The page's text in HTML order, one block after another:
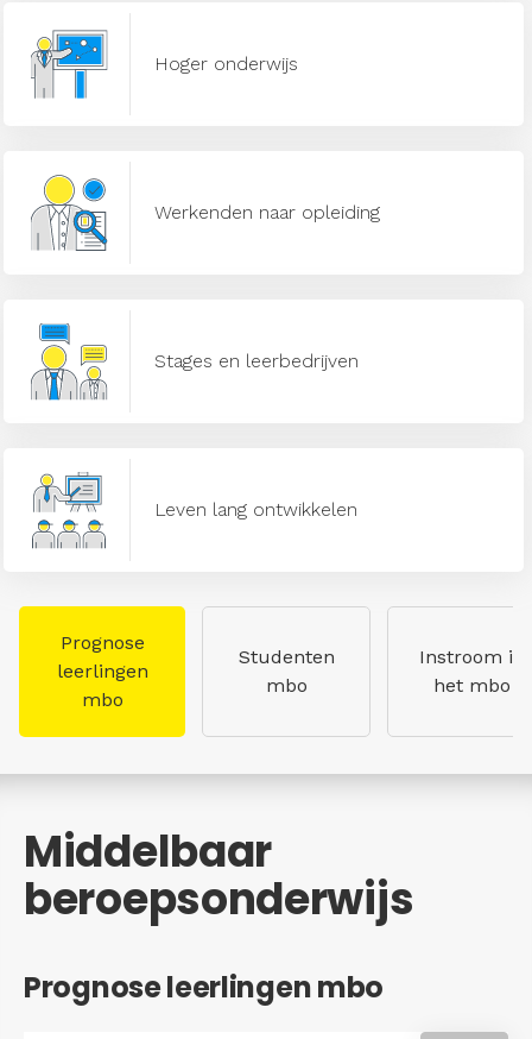
Hoger onderwijs
Werkenden naar opleiding
Stages en leerbedrijven
Leven lang ontwikkelen
Prognose
leerlingen
mbo
Studenten
mbo
Instroom in
het mbo
Middelbaar
beroepsonderwijs
Prognose leerlingen mbo